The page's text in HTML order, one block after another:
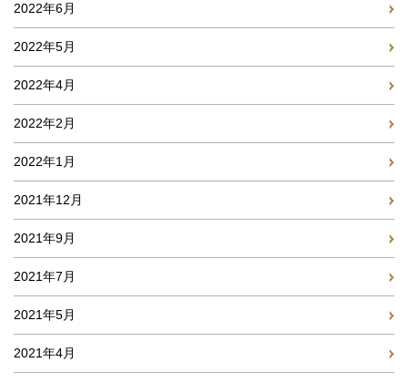
2022年6月
2022年5月
2022年4月
2022年2月
2022年1月
2021年12月
2021年9月
2021年7月
2021年5月
2021年4月